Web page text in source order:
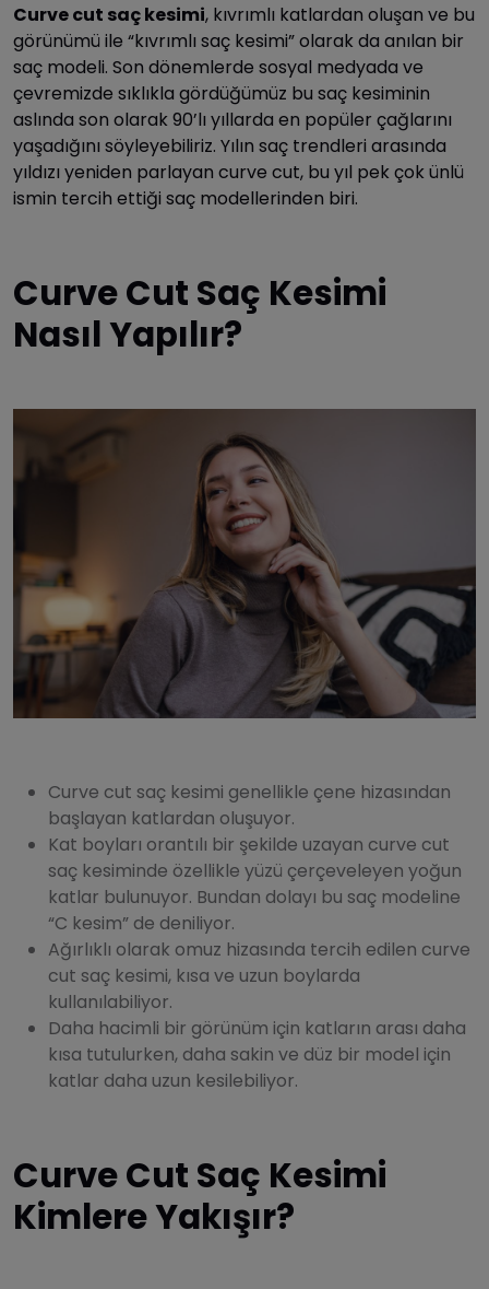
Curve cut saç kesimi, kıvrımlı katlardan oluşan ve bu
görünümü ile “kıvrımlı saç kesimi” olarak da anılan bir
saç modeli. Son dönemlerde sosyal medyada ve
çevremizde sıklıkla gördüğümüz bu saç kesiminin
aslında son olarak 90’lı yıllarda en popüler çağlarını
yaşadığını söyleyebiliriz. Yılın saç trendleri arasında
yıldızı yeniden parlayan curve cut, bu yıl pek çok ünlü
ismin tercih ettiği saç modellerinden biri.
Curve Cut Saç Kesimi
Nasıl Yapılır?
Curve cut saç kesimi genellikle çene hizasından
başlayan katlardan oluşuyor.
Kat boyları orantılı bir şekilde uzayan curve cut
saç kesiminde özellikle yüzü çerçeveleyen yoğun
katlar bulunuyor. Bundan dolayı bu saç modeline
“C kesim” de deniliyor.
Ağırlıklı olarak omuz hizasında tercih edilen curve
cut saç kesimi, kısa ve uzun boylarda
kullanılabiliyor.
Daha hacimli bir görünüm için katların arası daha
kısa tutulurken, daha sakin ve düz bir model için
katlar daha uzun kesilebiliyor.
Curve Cut Saç Kesimi
Kimlere Yakışır?